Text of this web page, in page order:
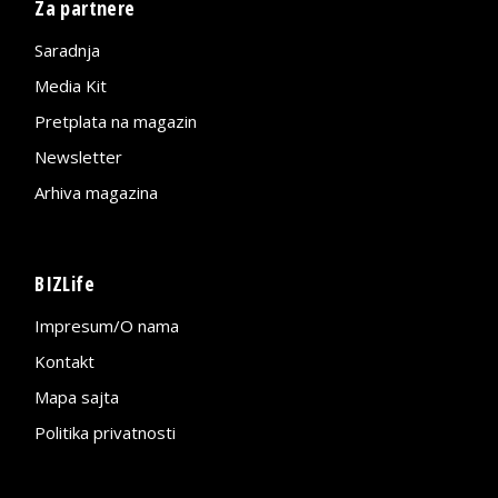
Za partnere
Saradnja
Media Kit
Pretplata na magazin
Newsletter
Arhiva magazina
BIZLife
Impresum/O nama
Kontakt
Mapa sajta
Politika privatnosti